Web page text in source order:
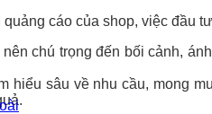
cáo của shop, việc đầu
chú trọng đến bối cảnh,
hiểu sâu về nhu cầu, mong